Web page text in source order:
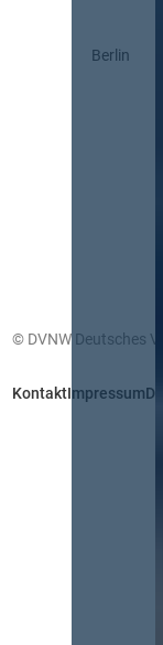
Berlin
© DVNW Deutsches
KontaktImpressum